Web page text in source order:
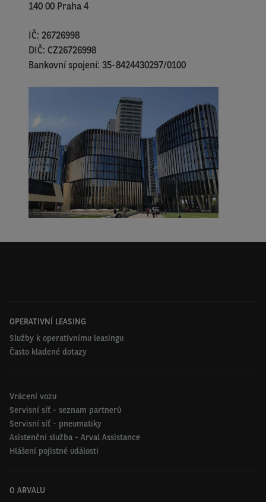
140 00 Praha 4
IČ: 26726998
DIČ: CZ26726998
Bankovní spojení: 35-8424430297/0100
OPERATIVNÍ LEASING
Služby k operativnímu leasingu
Často kladené dotazy
Vrácení vozu
Servisní síť - seznam partnerů
Servisní síť - pneumatiky
Asistenční služba - Arval Assistance
Hlášení pojistné události
O ARVALU